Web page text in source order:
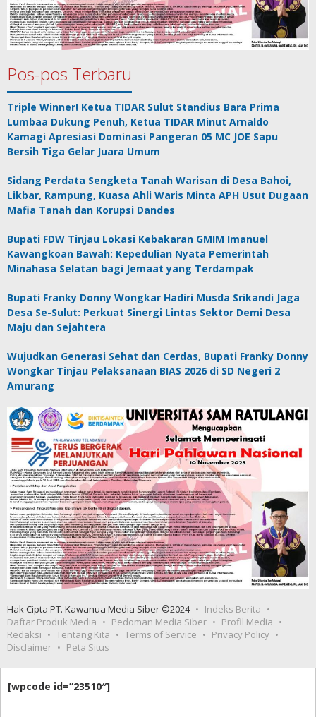
Pos-pos Terbaru
Triple Winner! Ketua TIDAR Sulut Standius Bara Prima
Lumbaa Dukung Penuh, Ketua TIDAR Minut Arnaldo
Kamagi Apresiasi Dominasi Pangeran 05 MC JOE Sapu
Bersih Tiga Gelar Juara Umum
Sidang Perdata Sengketa Tanah Warisan di Desa Bahoi,
Likbar, Rampung, Kuasa Ahli Waris Minta APH Usut Dugaan
Mafia Tanah dan Korupsi Dandes
Bupati FDW Tinjau Lokasi Kebakaran GMIM Imanuel
Kawangkoan Bawah: Kepedulian Nyata Pemerintah
Minahasa Selatan bagi Jemaat yang Terdampak
Bupati Franky Donny Wongkar Hadiri Musda Srikandi Jaga
Desa Se-Sulut: Perkuat Sinergi Lintas Sektor Demi Desa
Maju dan Sejahtera
Wujudkan Generasi Sehat dan Cerdas, Bupati Franky Donny
Wongkar Tinjau Pelaksanaan BIAS 2026 di SD Negeri 2
Amurang
Hak Cipta PT. Kawanua Media Siber ©2024
Indeks Berita
Daftar Produk Media
Pedoman Media Siber
Profil Media
Redaksi
Tentang Kita Terms of Service
Privacy Policy
Disclaimer
Peta Situs
[wpcode id=”23510″]